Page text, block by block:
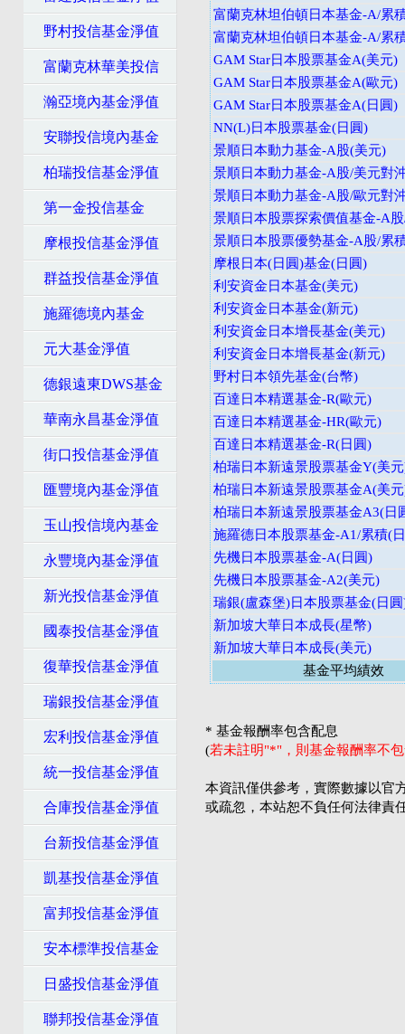
野村投信基金淨值
富蘭克林華美投信
瀚亞境內基金淨值
安聯投信境內基金
柏瑞投信基金淨值
第一金投信基金
摩根投信基金淨值
群益投信基金淨值
施羅德境內基金
元大基金淨值
德銀遠東DWS基金
華南永昌基金淨值
街口投信基金淨值
匯豐境內基金淨值
玉山投信境內基金
永豐境內基金淨值
新光投信基金淨值
國泰投信基金淨值
復華投信基金淨值
瑞銀投信基金淨值
宏利投信基金淨值
統一投信基金淨值
合庫投信基金淨值
台新投信基金淨值
凱基投信基金淨值
富邦投信基金淨值
安本標準投信基金
日盛投信基金淨值
聯邦投信基金淨值
富蘭克林坦伯頓日本基金-A/累
富蘭克林坦伯頓日本基金-A/累
GAM Star日本股票基金A(美元)
GAM Star日本股票基金A(歐元)
GAM Star日本股票基金A(日圓)
NN(L)日本股票基金(日圓)
景順日本動力基金-A股(美元)
景順日本動力基金-A股/美元對
景順日本動力基金-A股/歐元對
景順日本股票探索價值基金-A
景順日本股票優勢基金-A股/累
摩根日本(日圓)基金(日圓)
利安資金日本基金(美元)
利安資金日本基金(新元)
利安資金日本增長基金(美元)
利安資金日本增長基金(新元)
野村日本領先基金(台幣)
百達日本精選基金-R(歐元)
百達日本精選基金-HR(歐元)
百達日本精選基金-R(日圓)
柏瑞日本新遠景股票基金Y(美
柏瑞日本新遠景股票基金A(美
柏瑞日本新遠景股票基金A3(日
施羅德日本股票基金-A1/累積(
先機日本股票基金-A(日圓)
先機日本股票基金-A2(美元)
瑞銀(盧森堡)日本股票基金(日
新加坡大華日本成長(星幣)
新加坡大華日本成長(美元)
基金平均績效
* 基金報酬率包含配息
(若未註明"*"，則基金報酬率不
本資訊僅供參考，實際數據以官
或疏忽，本站恕不負任何法律責